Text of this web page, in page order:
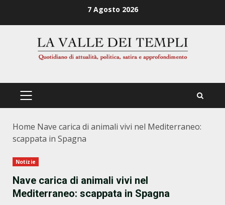
7 Agosto 2026
PRIMÄRES
Home Nave carica di animali vivi nel Mediterraneo:
scappata in Spagna
Notizie
Nave carica di animali vivi nel
Mediterraneo: scappata in Spagna